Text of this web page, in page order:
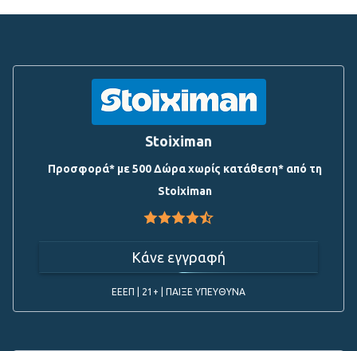
Stoiximan
Προσφορά* με 500 Δώρα χωρίς κατάθεση* από τη
Stoiximan
Κάνε εγγραφή
ΕΕΕΠ | 21+ | ΠΑΙΞΕ ΥΠΕΥΘΥΝΑ